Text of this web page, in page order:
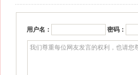
用户名： 密码：